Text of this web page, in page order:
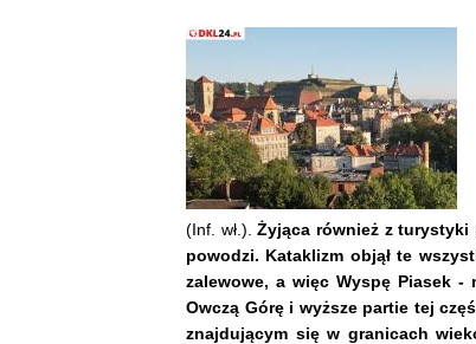
(Inf. wł.).Żyjąca również z turystyki
powodzi. Kataklizm objął te
zalewowe, a więc Wyspę Piasek -
Owczą Górę i wyższe partie tej
znajdującym się w granicach